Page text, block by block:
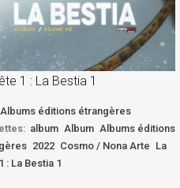
1 : La Bestia 1
Albums éditions étrangères
album Album Albums éditions
2022 Cosmo / Nona Arte La
: La Bestia 1